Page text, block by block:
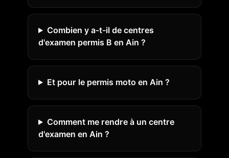
Combien y a-t-il de centres
d'examen permis B en Ain ?
Et pour le permis moto en Ain ?
Comment me rendre à un centre
d'examen en Ain ?